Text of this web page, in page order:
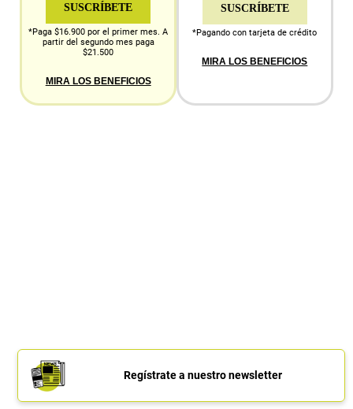
SUSCRÍBETE
*Paga $16.900 por el primer mes. A
partir del segundo mes paga
$21.500
MIRA LOS BENEFICIOS
SUSCRÍBETE
*Pagando con tarjeta de crédito
MIRA LOS BENEFICIOS
Regístrate a nuestro newsletter